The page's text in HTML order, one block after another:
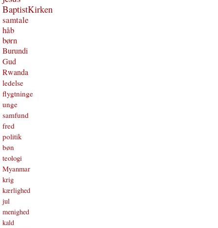
BaptistKirken
samtale
håb
børn
Burundi
Gud
Rwanda
ledelse
flygtninge
unge
samfund
fred
politik
bøn
teologi
Myanmar
krig
kærlighed
jul
menighed
kald